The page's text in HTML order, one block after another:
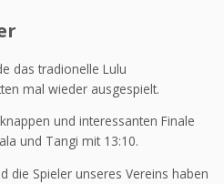
das tradionelle Lulu
mal wieder ausgespielt.
und interessanten Finale
und Tangi mit 13:10.
die Spieler unseres Vereins haben